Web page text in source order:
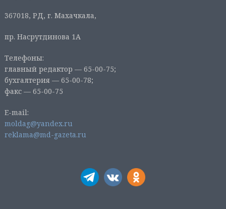
367018, РД, г. Махачкала,
пр. Насрутдинова 1А
Телефоны:
главный редактор — 65-00-75;
бухгалтерия — 65-00-78;
факс — 65-00-75
E-mail:
moldag@yandex.ru
reklama@md-gazeta.ru